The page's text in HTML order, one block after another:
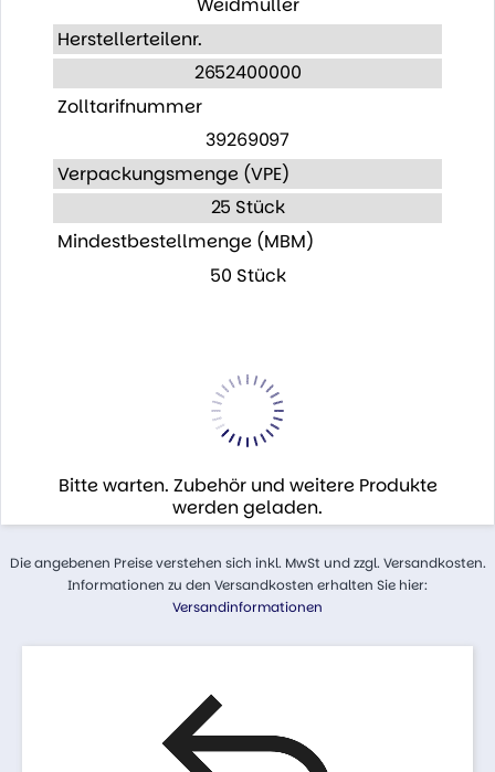
Weidmüller
Herstellerteilenr.
2652400000
Zolltarifnummer
39269097
Verpackungsmenge (VPE)
25 Stück
Mindestbestellmenge (MBM)
50 Stück
Bitte warten. Zubehör und weitere Produkte
werden geladen.
Die angebenen Preise verstehen sich inkl. MwSt und zzgl. Versandkosten.
Informationen zu den Versandkosten erhalten Sie hier:
Versandinformationen